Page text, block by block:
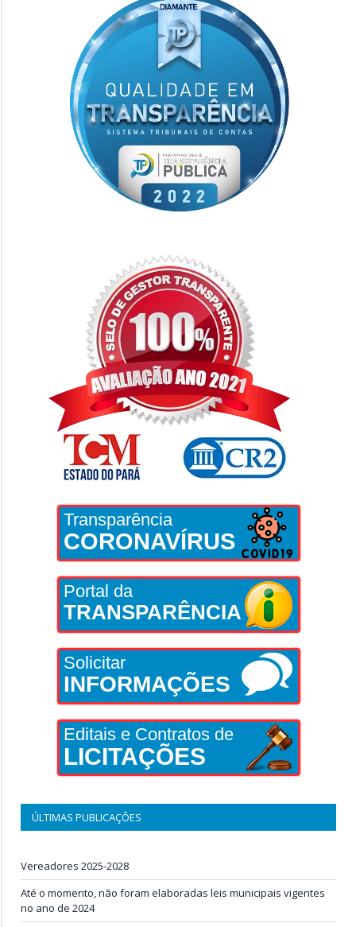
Transparência
CORONAVÍRUS
Portal da
TRANSPARÊNCIA
Solicitar
INFORMAÇÕES
Editais e Contratos de
LICITAÇÕES
ÚLTIMAS PUBLICAÇÕES
Vereadores 2025-2028
Até o momento, não foram elaboradas leis municipais vigentes
no ano de 2024